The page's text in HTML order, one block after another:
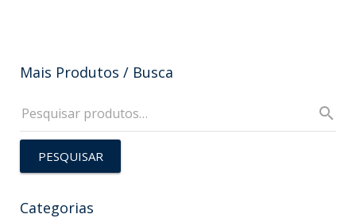
Mais Produtos / Busca
PESQUISAR
Categorias